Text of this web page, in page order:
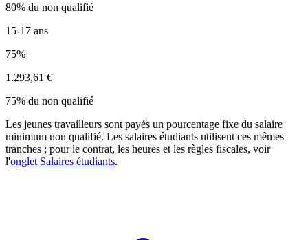
80% du non qualifié
15-17 ans
75%
1.293,61 €
75% du non qualifié
Les jeunes travailleurs sont payés un pourcentage fixe du salaire
minimum non qualifié. Les salaires étudiants utilisent ces mêmes
tranches ; pour le contrat, les heures et les règles fiscales, voir
l'onglet Salaires étudiants.